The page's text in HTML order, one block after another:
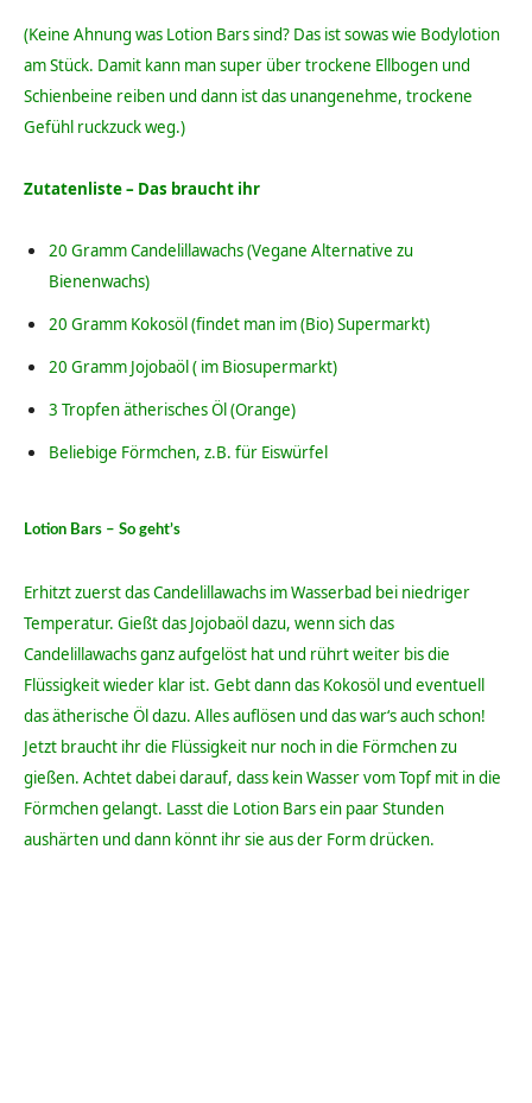
(Keine Ahnung was Lotion Bars sind? Das ist sowas wie Bodylotion
am Stück. Damit kann man super über trockene Ellbogen und
Schienbeine reiben und dann ist das unangenehme, trockene
Gefühl ruckzuck weg.)
Zutatenliste – Das braucht ihr
20 Gramm Candelillawachs (Vegane Alternative zu
Bienenwachs)
20 Gramm Kokosöl (findet man im (Bio) Supermarkt)
20 Gramm Jojobaöl ( im Biosupermarkt)
3 Tropfen ätherisches Öl (Orange)
Beliebige Förmchen, z.B. für Eiswürfel
Lotion Bars – So geht’s
Erhitzt zuerst das Candelillawachs im Wasserbad bei niedriger
Temperatur. Gießt das Jojobaöl dazu, wenn sich das
Candelillawachs ganz aufgelöst hat und rührt weiter bis die
Flüssigkeit wieder klar ist. Gebt dann das Kokosöl und eventuell
das ätherische Öl dazu. Alles auflösen und das war‘s auch schon!
Jetzt braucht ihr die Flüssigkeit nur noch in die Förmchen zu
gießen. Achtet dabei darauf, dass kein Wasser vom Topf mit in die
Förmchen gelangt. Lasst die Lotion Bars ein paar Stunden
aushärten und dann könnt ihr sie aus der Form drücken.